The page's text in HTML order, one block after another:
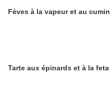
Fèves à la vapeur et au cumin
Tarte aux épinards et à la feta